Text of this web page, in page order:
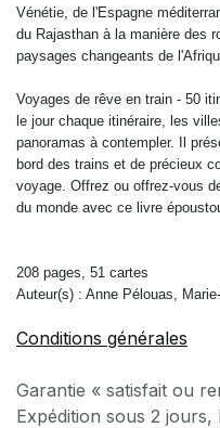
Vénétie, de l'Espagne
du Rajasthan à la manière des
paysages changeants de
Voyages de rêve en train - 50
le jour chaque itinéraire, les
panoramas à contempler. Il
bord des trains et de précieux
voyage. Offrez ou offrez-vous
du monde avec ce livre
208 pages, 51 cartes
Auteur(s) : Anne Pélouas,
Conditions générales
Garantie « satisfait ou
Expédition sous 2